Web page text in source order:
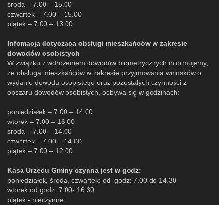
środa – 7.00 – 15.00
czwartek – 7.00 – 15.00
piątek – 7.00 – 13.00
Infomacja dotycząca obsługi mieszkańców w zakresie
dowodów osobistych
W związku z wdrożeniem dowodów biometrycznych informujemy,
że obsługa mieszkańców w zakresie przyjmowania wniosków o
wydanie dowodu osobistego oraz pozostałych czynności z
obszaru dowodów osobistych, odbywa się w godzinach:
poniedziałek – 7.00 – 14.00
wtorek – 7.00 – 16.00
środa – 7.00 – 14.00
czwartek – 7.00 – 14.00
piątek – 7.00 – 12.00
Kasa Urzędu Gminy czynna jest w godz:
poniedziałek, środa, czwartek: od godz: 7.00 do 14.30
wtorek od godz: 7.00- 16.30
piątek - nieczynne